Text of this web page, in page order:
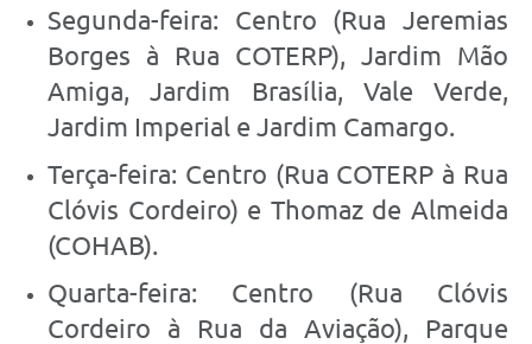
Segunda-feira: Centro (Rua Jeremias
Borges à Rua COTERP), Jardim Mão
Amiga, Jardim Brasília, Vale Verde,
Jardim Imperial e Jardim Camargo.
Terça-feira: Centro (Rua COTERP à Rua
Clóvis Cordeiro) e Thomaz de Almeida
(COHAB).
Quarta-feira: Centro (Rua Clóvis
Cordeiro à Rua da Aviação), Parque